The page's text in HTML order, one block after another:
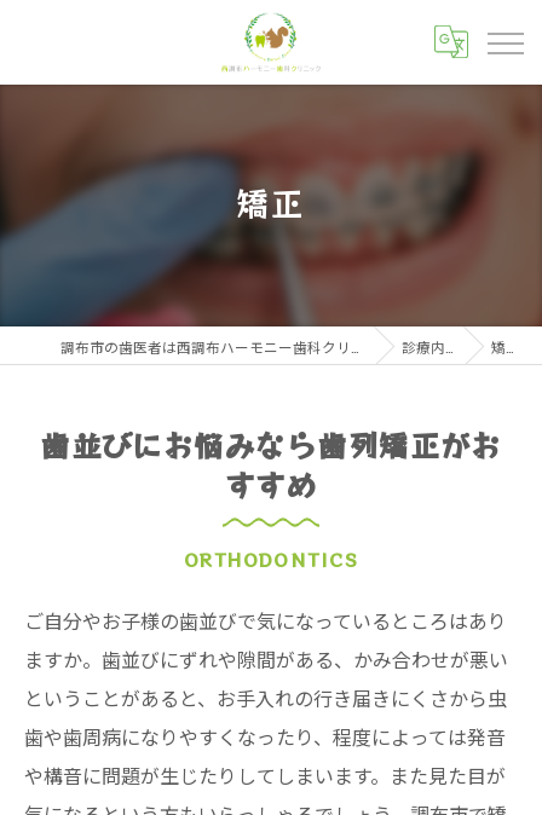
矯正
診療内容 矯正
歯並びにお悩みなら歯列矯正がお
すすめ
ORTHODONTICS
ご自分やお子様の歯並びで気になっているところはあり
ますか。歯並びにずれや隙間がある、かみ合わせが悪い
ということがあると、お手入れの行き届きにくさから虫
歯や歯周病になりやすくなったり、程度によっては発音
や構音に問題が生じたりしてしまいます。また見た目が